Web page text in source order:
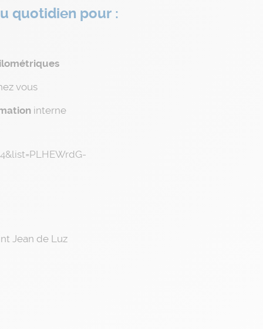
quotidien pour :
vous
interne
Jean de Luz